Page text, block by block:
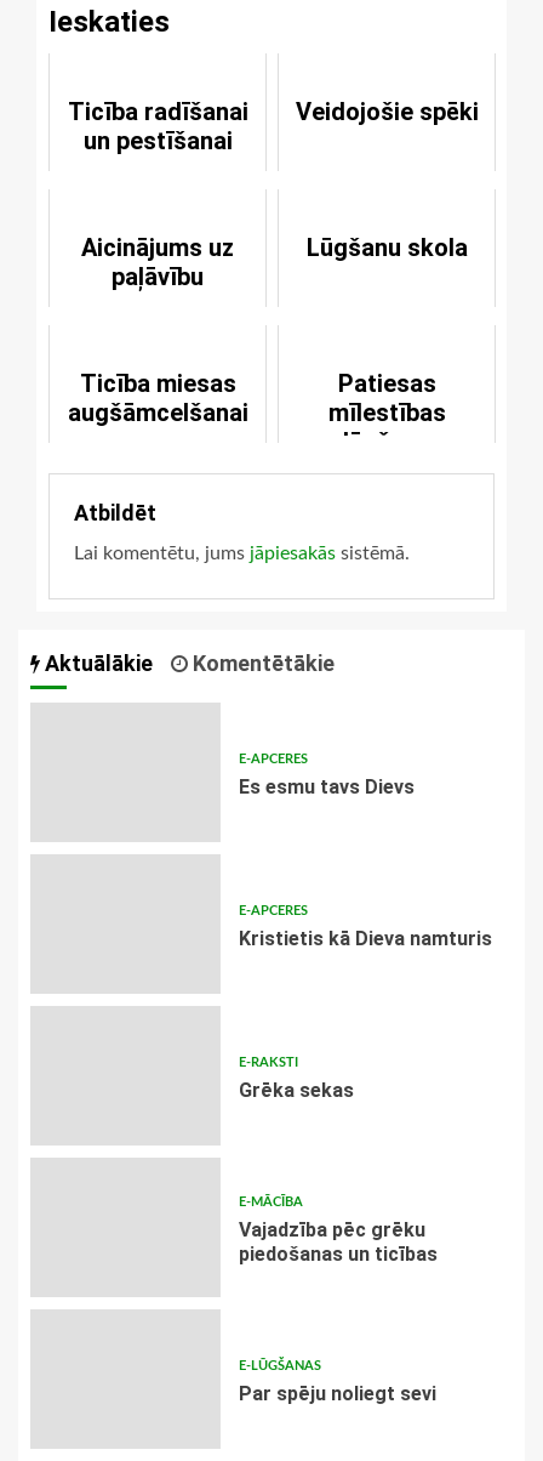
Ieskaties
Ticība radīšanai
un pestīšanai
Veidojošie spēki
Aicinājums uz
paļāvību
Lūgšanu skola
Ticība miesas
augšāmcelšanai
Patiesas
mīlestības
lūgšana
Atbildēt
Lai komentētu, jums jāpiesakās sistēmā.
Aktuālākie Komentētākie
E-APCERES
Es esmu tavs Dievs
E-APCERES
Kristietis kā Dieva namturis
E-RAKSTI
Grēka sekas
E-MĀCĪBA
Vajadzība pēc grēku
piedošanas un ticības
E-LŪGŠANAS
Par spēju noliegt sevi